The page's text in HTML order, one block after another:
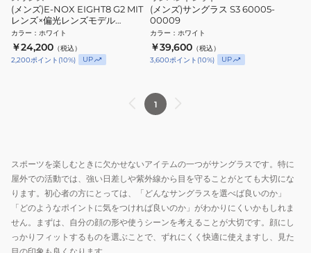
(メンズ)E-NOX EIGHT8 G2 MIT
レンズ×偏光レンズモデル
EN8G2-2051 MAW
カラー ： ホワイト
￥24,200 （税込）
2,200ポイント (10%) UP
(メンズ)サングラス S3 60005-
00009
カラー ： ホワイト
￥39,600 （税込）
3,600ポイント (10%) UP
1
スポーツを楽しむときに欠かせないアイテムの一つがサングラスです。特に
屋外での活動では、強い日差しや紫外線から目を守ることがとても大切にな
ります。初心者の方にとっては、「どんなサングラスを選べば良いのか」
「どのようなポイントに気をつければ良いのか」がわかりにくいかもしれま
せん。まずは、自分の顔の形や使うシーンを考えることが大切です。顔にし
っかりフィットするものを選ぶことで、ずれにくく快適に使えますし、見た